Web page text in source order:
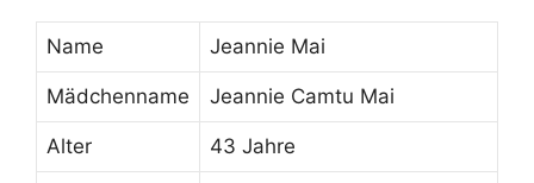
Name Jeannie Mai
Mädchenname Jeannie Camtu Mai
Alter 43 Jahre